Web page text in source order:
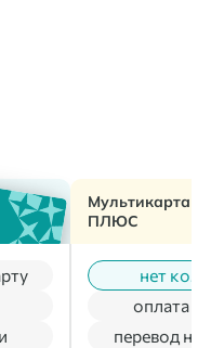
Мультикарта
ПЛЮС
нет
оплата
перевод на